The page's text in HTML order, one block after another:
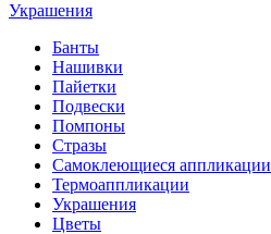
Украшения
Банты
Нашивки
Пайетки
Подвески
Помпоны
Стразы
Самоклеющиеся аппликации
Термоаппликации
Украшения
Цветы